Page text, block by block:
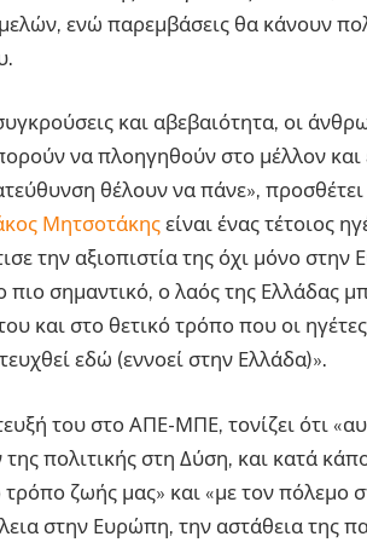
ενώ παρεμβάσεις θα κάνουν
και αβεβαιότητα, οι
να πλοηγηθούν στο μέλλον και
θέλουν να πάνε»,
Μητσοτάκης είναι ένας τέτοιος
την αξιοπιστία της όχι μόνο
σημαντικό, ο λαός της Ελλάδας
και στο θετικό τρόπο που οι
εδώ (εννοεί στην Ελλάδα)».
του στο ΑΠΕ-ΜΠΕ, τονίζει ότι
πολιτικής στη Δύση, και κατά
ζωής μας» και «με τον πόλεμο
στην Ευρώπη, την αστάθεια της